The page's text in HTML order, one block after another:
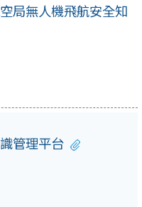
局無人機飛航安全知
管理平台